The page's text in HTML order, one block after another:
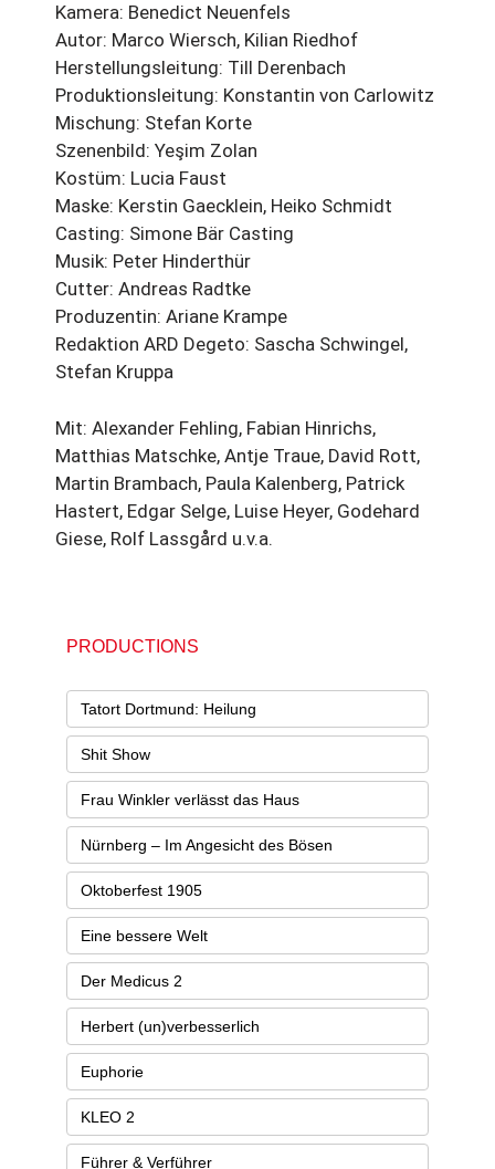
Kamera: Benedict Neuenfels
Autor: Marco Wiersch, Kilian Riedhof
Herstellungsleitung: Till Derenbach
Produktionsleitung: Konstantin von Carlowitz
Mischung: Stefan Korte
Szenenbild: Yeşim Zolan
Kostüm: Lucia Faust
Maske: Kerstin Gaecklein, Heiko Schmidt
Casting: Simone Bär Casting
Musik: Peter Hinderthür
Cutter: Andreas Radtke
Produzentin: Ariane Krampe
Redaktion ARD Degeto: Sascha Schwingel,
Stefan Kruppa
Mit: Alexander Fehling, Fabian Hinrichs,
Matthias Matschke, Antje Traue, David Rott,
Martin Brambach, Paula Kalenberg, Patrick
Hastert, Edgar Selge, Luise Heyer, Godehard
Giese, Rolf Lassgård u.v.a.
PRODUCTIONS
Tatort Dortmund: Heilung
Shit Show
Frau Winkler verlässt das Haus
Nürnberg – Im Angesicht des Bösen
Oktoberfest 1905
Eine bessere Welt
Der Medicus 2
Herbert (un)verbesserlich​
Euphorie
KLEO 2
Führer & Verführer